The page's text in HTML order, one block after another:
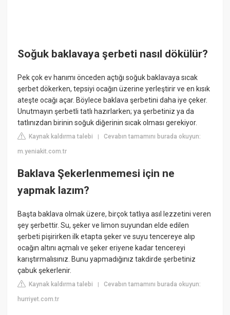
Soğuk baklavaya şerbeti nasıl dökülür?
Pek çok ev hanımı önceden açtığı soğuk baklavaya sıcak
şerbet dökerken, tepsiyi ocağın üzerine yerleştirir ve en kısık
ateşte ocağı açar. Böylece baklava şerbetini daha iye çeker.
Unutmayın şerbetli tatlı hazırlarken; ya şerbetiniz ya da
tatlınızdan birinin soğuk diğerinin sıcak olması gerekiyor.
Kaynak kaldırma talebi |Cevabın tamamını burada okuyun:
m.yeniakit.com.tr
Baklava Şekerlenmemesi için ne
yapmak lazım?
Başta baklava olmak üzere, birçok tatlıya asıl lezzetini veren
şey şerbettir. Su, şeker ve limon suyundan elde edilen
şerbeti pişirirken ilk etapta şeker ve suyu tencereye alıp
ocağın altını açmalı ve şeker eriyene kadar tencereyi
karıştırmalısınız. Bunu yapmadığınız takdirde şerbetiniz
çabuk şekerlenir.
Kaynak kaldırma talebi |Cevabın tamamını burada okuyun:
hurriyet.com.tr